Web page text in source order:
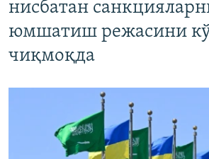
нисбатан
юмшатиш режасини
чиқмоқда